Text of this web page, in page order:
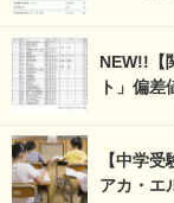
NEW!!【
ト」偏差
【中学
アカ・エ